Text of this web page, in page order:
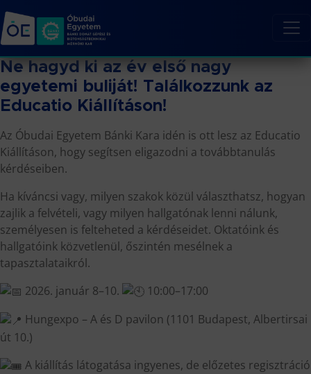
Ne hagyd ki az év első nagy
egyetemi buliját! Találkozzunk az
Educatio Kiállításon!
Az Óbudai Egyetem Bánki Kara idén is ott lesz az Educatio
Kiállításon, hogy segítsen eligazodni a továbbtanulás
kérdéseiben.
Ha kíváncsi vagy, milyen szakok közül választhatsz, hogyan
zajlik a felvételi, vagy milyen hallgatónak lenni nálunk,
személyesen is felteheted a kérdéseidet. Oktatóink és
hallgatóink közvetlenül, őszintén mesélnek a
tapasztalataikról.
2026. január 8–10.
10:00–17:00
Hungexpo – A és D pavilon (1101 Budapest, Albertirsai
út 10.)
A kiállítás látogatása ingyenes, de előzetes regisztráció